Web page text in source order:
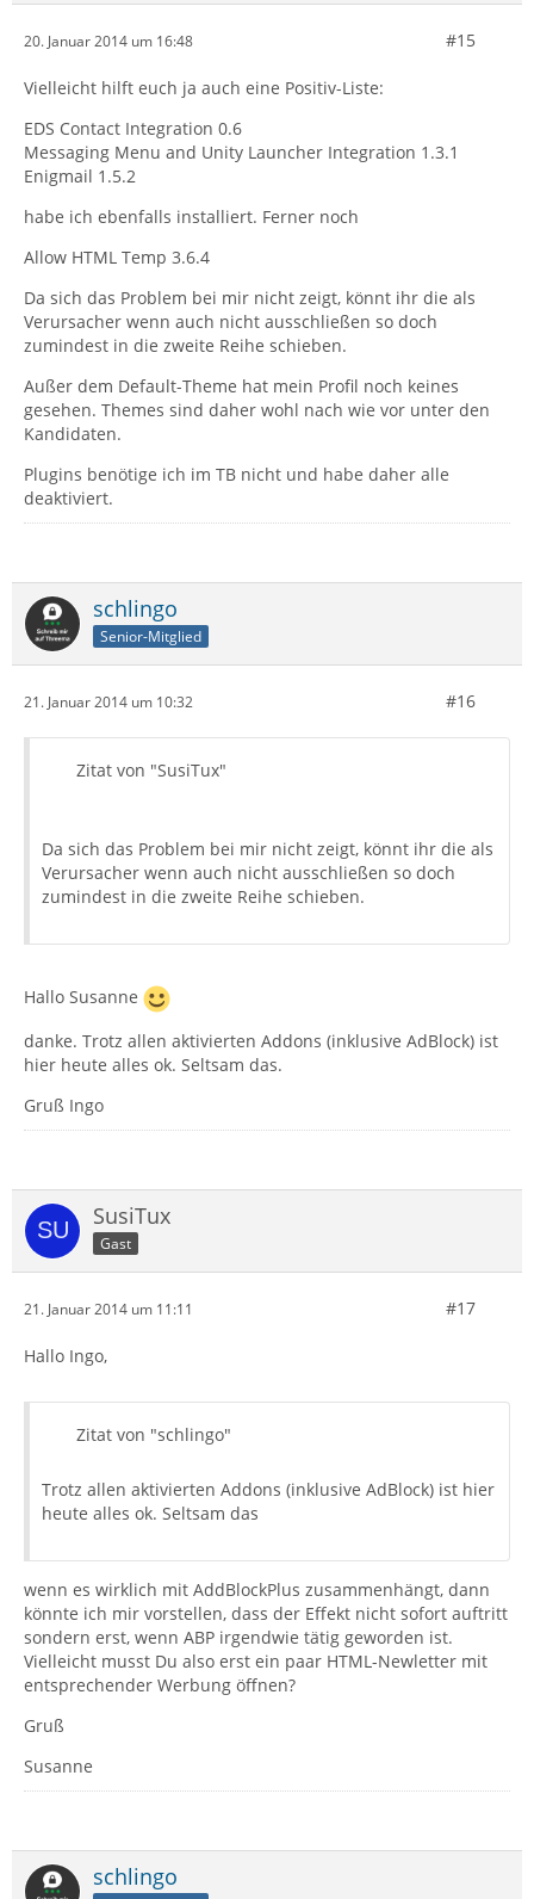
TB Header Tools Extension 0.7.1 (deaktiviert)
20. Januar 2014 um 16:48 #15
Vielleicht hilft euch ja auch eine Positiv-Liste:
EDS Contact Integration 0.6
Messaging Menu and Unity Launcher Integration 1.3.1
Enigmail 1.5.2
habe ich ebenfalls installiert. Ferner noch
Allow HTML Temp 3.6.4
Da sich das Problem bei mir nicht zeigt, könnt ihr die als
Verursacher wenn auch nicht ausschließen so doch
zumindest in die zweite Reihe schieben.
Außer dem Default-Theme hat mein Profil noch keines
gesehen. Themes sind daher wohl nach wie vor unter den
Kandidaten.
Plugins benötige ich im TB nicht und habe daher alle
deaktiviert.
schlingo
Senior-Mitglied
21. Januar 2014 um 10:32 #16
Zitat von "SusiTux"
Da sich das Problem bei mir nicht zeigt, könnt ihr die als
Verursacher wenn auch nicht ausschließen so doch
zumindest in die zweite Reihe schieben.
Hallo Susanne
danke. Trotz allen aktivierten Addons (inklusive AdBlock) ist
hier heute alles ok. Seltsam das.
Gruß Ingo
SusiTux
Gast
21. Januar 2014 um 11:11 #17
Hallo Ingo,
Zitat von "schlingo"
Trotz allen aktivierten Addons (inklusive AdBlock) ist hier
heute alles ok. Seltsam das
wenn es wirklich mit AddBlockPlus zusammenhängt, dann
könnte ich mir vorstellen, dass der Effekt nicht sofort auftritt
sondern erst, wenn ABP irgendwie tätig geworden ist.
Vielleicht musst Du also erst ein paar HTML-Newletter mit
entsprechender Werbung öffnen?
Gruß
Susanne
schlingo